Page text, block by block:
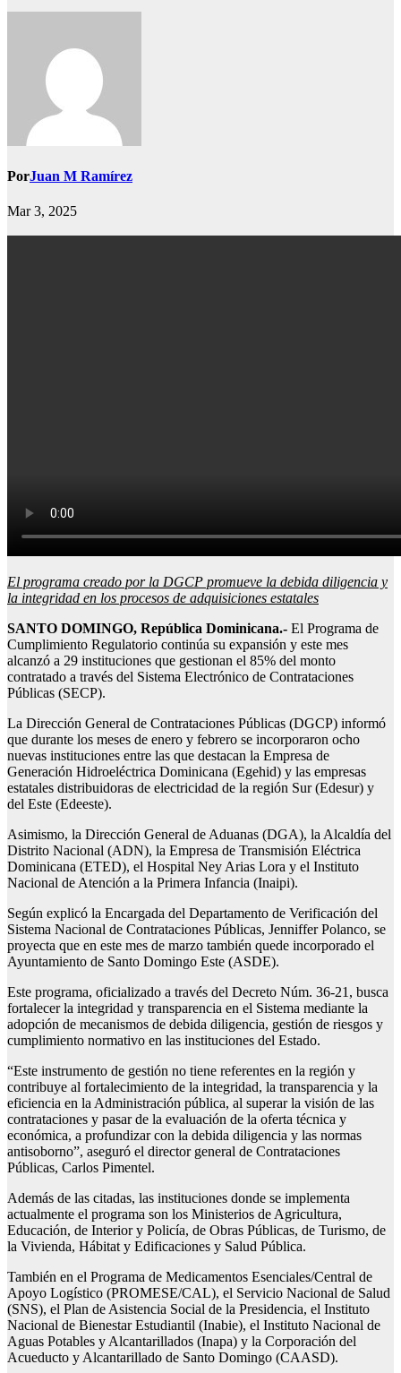
PorJuan M Ramírez
Mar 3, 2025
El programa creado por la DGCP promueve la debida diligencia y
la integridad en los procesos de adquisiciones estatales
SANTO DOMINGO, República Dominicana.- El Programa de
Cumplimiento Regulatorio continúa su expansión y este mes
alcanzó a 29 instituciones que gestionan el 85% del monto
contratado a través del Sistema Electrónico de Contrataciones
Públicas (SECP).
La Dirección General de Contrataciones Públicas (DGCP) informó
que durante los meses de enero y febrero se incorporaron ocho
nuevas instituciones entre las que destacan la Empresa de
Generación Hidroeléctrica Dominicana (Egehid) y las empresas
estatales distribuidoras de electricidad de la región Sur (Edesur) y
del Este (Edeeste).
Asimismo, la Dirección General de Aduanas (DGA), la Alcaldía del
Distrito Nacional (ADN), la Empresa de Transmisión Eléctrica
Dominicana (ETED), el Hospital Ney Arias Lora y el Instituto
Nacional de Atención a la Primera Infancia (Inaipi).
Según explicó la Encargada del Departamento de Verificación del
Sistema Nacional de Contrataciones Públicas, Jenniffer Polanco, se
proyecta que en este mes de marzo también quede incorporado el
Ayuntamiento de Santo Domingo Este (ASDE).
Este programa, oficializado a través del Decreto Núm. 36-21, busca
fortalecer la integridad y transparencia en el Sistema mediante la
adopción de mecanismos de debida diligencia, gestión de riesgos y
cumplimiento normativo en las instituciones del Estado.
“Este instrumento de gestión no tiene referentes en la región y
contribuye al fortalecimiento de la integridad, la transparencia y la
eficiencia en la Administración pública, al superar la visión de las
contrataciones y pasar de la evaluación de la oferta técnica y
económica, a profundizar con la debida diligencia y las normas
antisoborno”, aseguró el director general de Contrataciones
Públicas, Carlos Pimentel.
Además de las citadas, las instituciones donde se implementa
actualmente el programa son los Ministerios de Agricultura,
Educación, de Interior y Policía, de Obras Públicas, de Turismo, de
la Vivienda, Hábitat y Edificaciones y Salud Pública.
También en el Programa de Medicamentos Esenciales/Central de
Apoyo Logístico (PROMESE/CAL), el Servicio Nacional de Salud
(SNS), el Plan de Asistencia Social de la Presidencia, el Instituto
Nacional de Bienestar Estudiantil (Inabie), el Instituto Nacional de
Aguas Potables y Alcantarillados (Inapa) y la Corporación del
Acueducto y Alcantarillado de Santo Domingo (CAASD).